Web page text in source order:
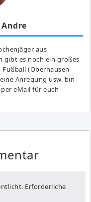
aus
gibt es noch ein großes
(Oberhausen
Anregung usw. bin
eMail für euch
Erforderliche